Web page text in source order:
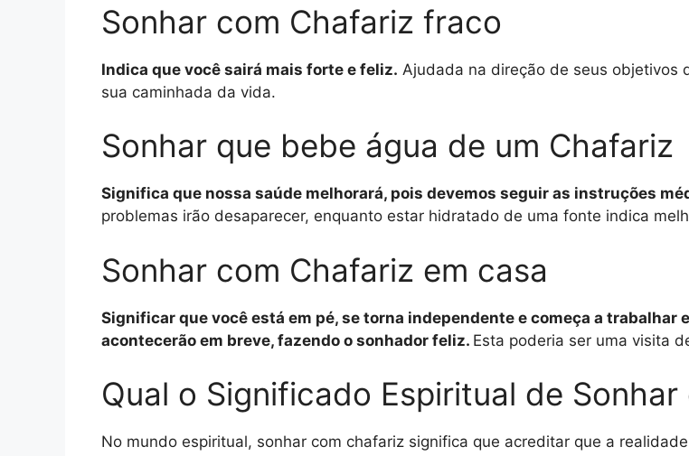
Sonhar com Chafariz fraco
Indica que você sairá mais forte e feliz. Ajudada na direção de seus objetivos
sua caminhada da vida.
Sonhar que bebe água de um Chafariz
Significa que nossa saúde melhorará, pois devemos seguir as instruções
problemas irão desaparecer, enquanto estar hidratado de uma fonte indica
Sonhar com Chafariz em casa
Significar que você está em pé, se torna independente e começa a trabalhar
acontecerão em breve, fazendo o sonhador feliz. Esta poderia ser uma visita
Qual o Significado Espiritual de
No mundo espiritual, sonhar com chafariz significa que acreditar que a